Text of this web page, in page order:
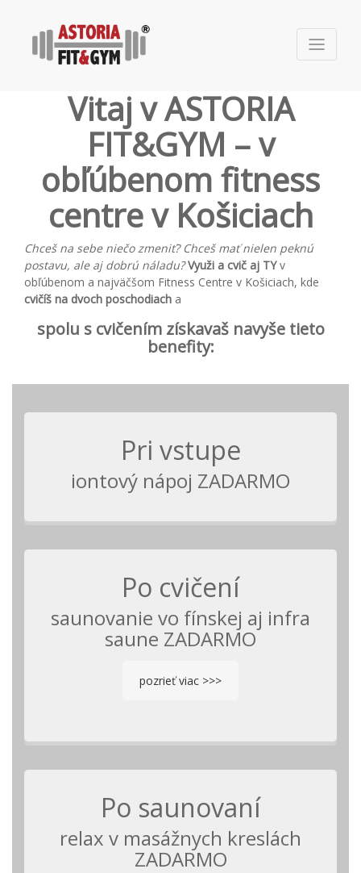
Vitaj v ASTORIA
FIT&GYM – v
obľúbenom fitness
centre v Košiciach
Chceš na sebe niečo zmeniť? Chceš mať nielen peknú
postavu, ale aj dobrú náladu?Využi a cvič aj TYv
obľúbenom a najväčšom Fitness Centre v Košiciach, kde
cvičíš na dvoch poschodiach a
spolu s cvičením získavaš navyše tieto
benefity:
Pri vstupe
iontový nápoj ZADARMO
Po cvičení
saunovanie vo fínskej aj infra
saune ZADARMO
pozrieť viac >>>
Po saunovaní
relax v masážnych kreslách
ZADARMO